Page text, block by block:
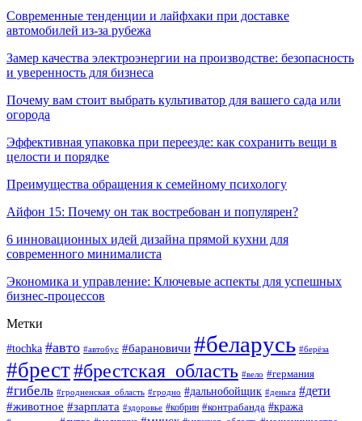
Современные тенденции и лайфхаки при доставке
автомобилей из-за рубежа
Замер качества электроэнергии на производстве: безопасность
и уверенность для бизнеса
Почему вам стоит выбрать культиватор для вашего сада или
огорода
Эффективная упаковка при переезде: как сохранить вещи в
целости и порядке
Преимущества обращения к семейному психологу
Айфон 15: Почему он так востребован и популярен?
6 инновационных идей дизайна прямой кухни для
современного минималиста
Экономика и управление: Ключевые аспекты для успешных
бизнес-процессов
Метки
#tochka #авто #автобус #барановичи #беларусь #берёза
#брест#брестская_область #вело #германия
#гибель #гродненская_область #гродно #дальнобойщик #деньга #дети
#животное #зарплата #здоровье #кобрин #контрабанда #кража